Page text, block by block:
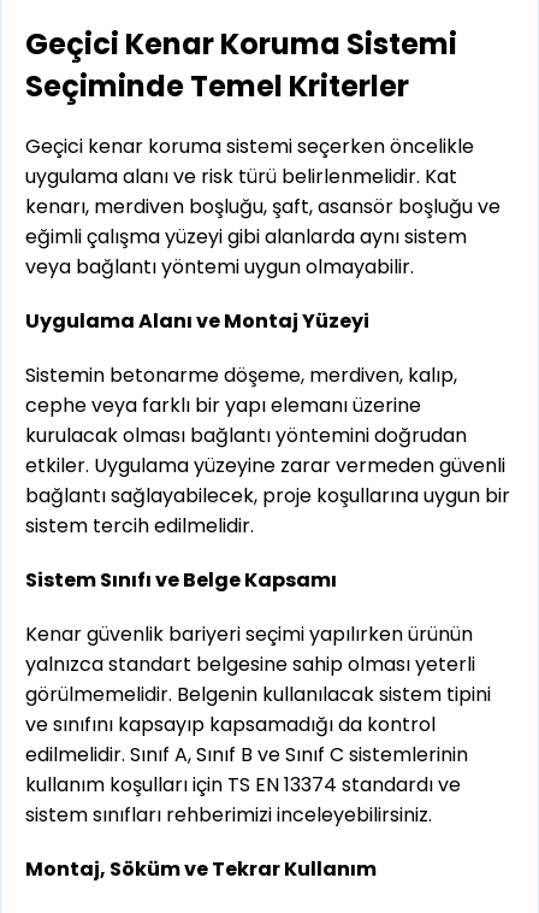
Geçici Kenar Koruma Sistemi
Seçiminde Temel Kriterler
Geçici kenar koruma sistemi seçerken öncelikle
uygulama alanı ve risk türü belirlenmelidir. Kat
kenarı, merdiven boşluğu, şaft, asansör boşluğu ve
eğimli çalışma yüzeyi gibi alanlarda aynı sistem
veya bağlantı yöntemi uygun olmayabilir.
Uygulama Alanı ve Montaj Yüzeyi
Sistemin betonarme döşeme, merdiven, kalıp,
cephe veya farklı bir yapı elemanı üzerine
kurulacak olması bağlantı yöntemini doğrudan
etkiler. Uygulama yüzeyine zarar vermeden güvenli
bağlantı sağlayabilecek, proje koşullarına uygun bir
sistem tercih edilmelidir.
Sistem Sınıfı ve Belge Kapsamı
Kenar güvenlik bariyeri seçimi yapılırken ürünün
yalnızca standart belgesine sahip olması yeterli
görülmemelidir. Belgenin kullanılacak sistem tipini
ve sınıfını kapsayıp kapsamadığı da kontrol
edilmelidir. Sınıf A, Sınıf B ve Sınıf C sistemlerinin
kullanım koşulları için TS EN 13374 standardı ve
sistem sınıfları rehberimizi inceleyebilirsiniz.
Montaj, Söküm ve Tekrar Kullanım